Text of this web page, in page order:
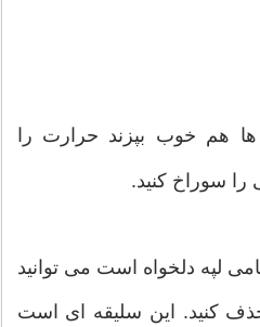
هم خوب بپزند حرارت را
سوراخ کنید.
لپه دلخواه است می توانید
حذف کنید. این سلیقه ای است